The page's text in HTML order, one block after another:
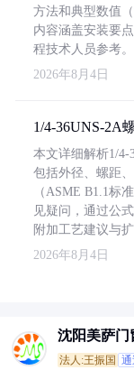
方法和典型数值
内容涵盖安装要
程技术人员参考。
2026年8月4日
1/4-36UNS-2A
本文详细解析1/4-
包括外径、螺距
（ASME B1.1标
见疑问，通过公
附加工艺建议与扩
2026年8月4日
沈阳美萨门
法人:王振国